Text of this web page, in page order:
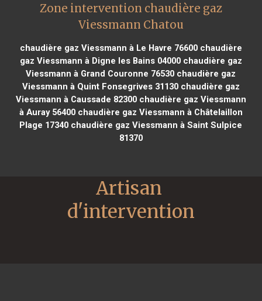
Zone intervention chaudière gaz
Viessmann Chatou
chaudière gaz Viessmann à Le Havre 76600chaudière
gaz Viessmann à Digne les Bains 04000chaudière gaz
Viessmann à Grand Couronne 76530 chaudière gaz
Viessmann à Quint Fonsegrives 31130chaudière gaz
Viessmann à Caussade 82300chaudière gaz Viessmann
à Auray 56400chaudière gaz Viessmann à Châtelaillon
Plage 17340 chaudière gaz Viessmann à Saint Sulpice
81370
Artisan
d'intervention